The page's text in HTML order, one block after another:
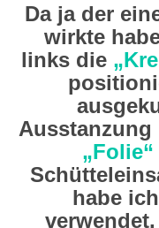
Da ja der
wirkte
links die
„Folie“
habe ich